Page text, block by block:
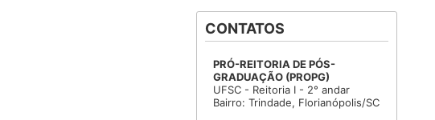
CONTATOS
PRÓ-REITORIA DE PÓS-
GRADUAÇÃO (PROPG)
UFSC - Reitoria I - 2° andar
Bairro: Trindade, Florianópolis/SC